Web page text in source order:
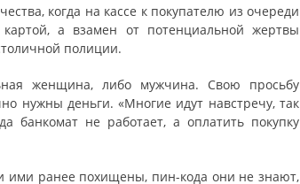
когда на кассе к покупателю из очереди
картой, а взамен от потенциальной жертвы
полиции.
женщина, либо мужчина. Свою просьбу
нужны деньги. «Многие идут навстречу, так
банкомат не работает, а оплатить покупку
ими ранее похищены, пин-кода они не знают,